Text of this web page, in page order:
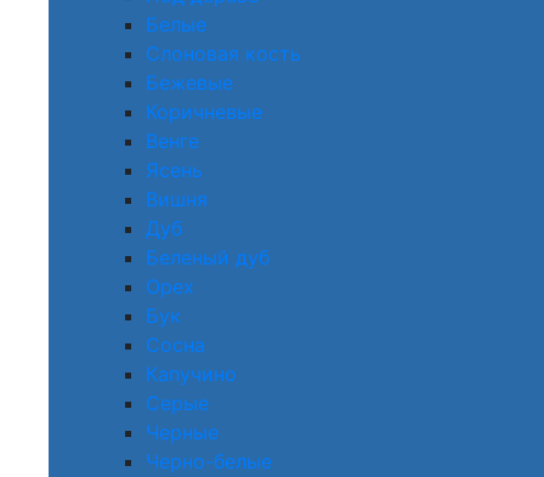
Белые
Слоновая кость
Бежевые
Коричневые
Венге
Ясень
Вишня
Дуб
Беленый дуб
Орех
Бук
Сосна
Капучино
Серые
Черные
Черно-белые